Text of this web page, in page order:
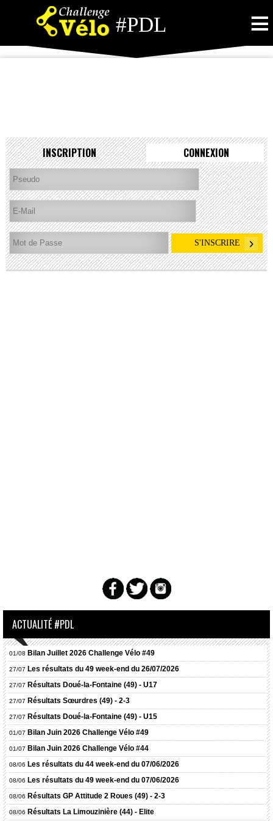
#PDL ≡
INSCRIPTION CONNEXION
ACTUALITÉ #PDL
01/08 Bilan Juillet 2026 Challenge Vélo #49
27/07 Les résultats du 49 week-end du 26/07/2026
27/07 Résultats Doué-la-Fontaine (49) - U17
27/07 Résultats Sœurdres (49) - 2-3
27/07 Résultats Doué-la-Fontaine (49) - U15
01/07 Bilan Juin 2026 Challenge Vélo #49
01/07 Bilan Juin 2026 Challenge Vélo #44
08/06 Les résultats du 44 week-end du 07/06/2026
08/06 Les résultats du 49 week-end du 07/06/2026
08/06 Résultats GP Attitude 2 Roues (49) - 2-3
08/06 Résultats La Limouzinière (44) - Elite